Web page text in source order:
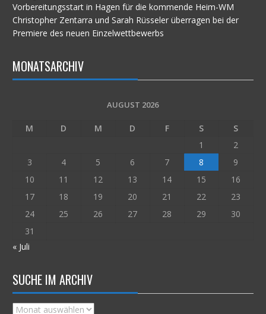
Vorbereitungsstart in Hagen für die kommende Heim-WM
Christopher Zentarra und Sarah Rüsseler überragen bei der
Premiere des neuen Einzelwettbewerbs
MONATSARCHIV
AUGUST 2026
M D M D F S
S
1
2
3
4 5 6 7 8
9
10
11 12 13 14 15
16
17
18 19 20 21 22
23
24
25 26 27 28 29
30
31
« Juli
SUCHE IM ARCHIV
Suche